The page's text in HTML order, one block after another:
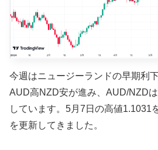
今週はニュージーランドの早期利
AUD高NZD安が進み、AUD/NZD
しています。5月7日の高値1.1031
を更新してきました。